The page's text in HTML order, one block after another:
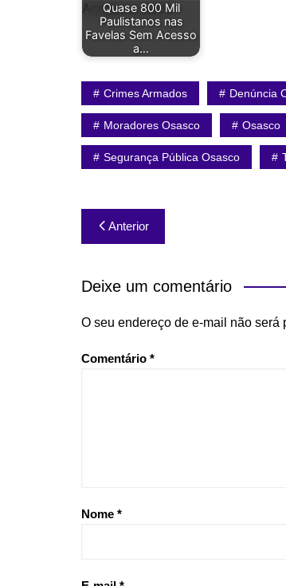
Quase 800 Mil
Paulistanos nas
Favelas Sem Acesso
a…
Crimes Armados Denúncia
Moradores Osasco Osasco
Segurança Pública Osasco
Navegação
de
Post
Anterior
Deixe um comentário
O seu endereço de e-mail não será
Comentário *
Nome *